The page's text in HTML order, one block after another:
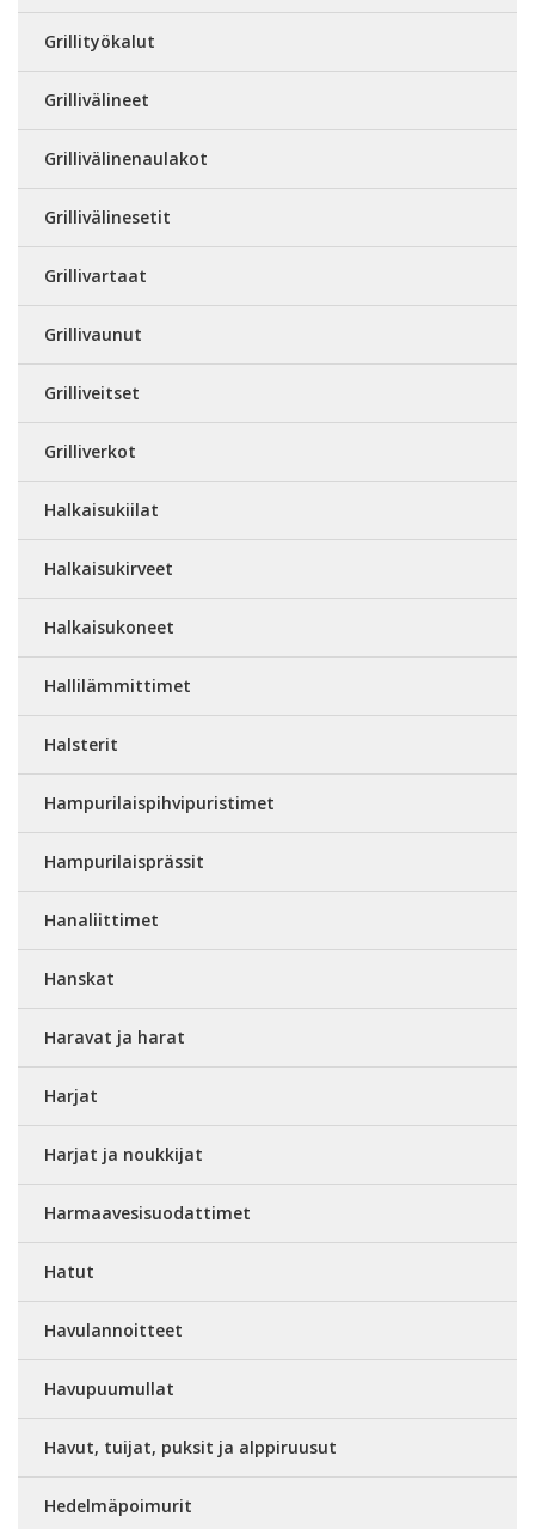
Grillityökalut
Grillivälineet
Grillivälinenaulakot
Grillivälinesetit
Grillivartaat
Grillivaunut
Grilliveitset
Grilliverkot
Halkaisukiilat
Halkaisukirveet
Halkaisukoneet
Hallilämmittimet
Halsterit
Hampurilaispihvipuristimet
Hampurilaisprässit
Hanaliittimet
Hanskat
Haravat ja harat
Harjat
Harjat ja noukkijat
Harmaavesisuodattimet
Hatut
Havulannoitteet
Havupuumullat
Havut, tuijat, puksit ja alppiruusut
Hedelmäpoimurit